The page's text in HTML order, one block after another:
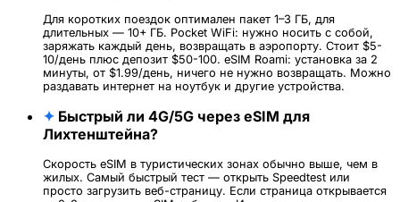
Для коротких поездок оптимален пакет 1–3 ГБ, для
длительных — 10+ ГБ. Pocket WiFi: нужно носить с собой,
заряжать каждый день, возвращать в аэропорту. Стоит $5-
10/день плюс депозит $50-100. eSIM Roami: установка за 2
минуты, от $1.99/день, ничего не нужно возвращать. Можно
раздавать интернет на ноутбук и другие устройства.
✦ Быстрый ли 4G/5G через eSIM для
Лихтенштейна?
Скорость eSIM в туристических зонах обычно выше, чем в
жилых. Самый быстрый тест — открыть Speedtest или
просто загрузить веб-страницу. Если страница открывается